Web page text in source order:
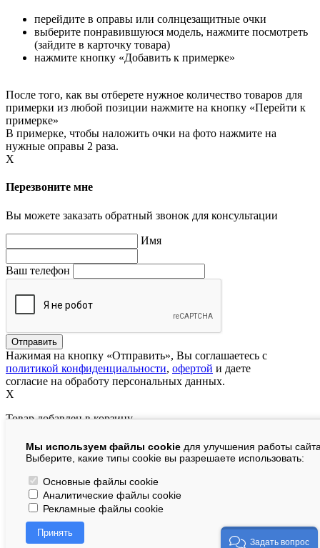
Мы используем файлы cookie для улучшения работы
Выберите, какие типы cookie вы разрешаете использовать:
Основные файлы cookie
Аналитические файлы cookie
Рекламные файлы cookie
Принять
перейдите в оправы или солнцезащитные очки
выберите понравившуюся модель, нажмите посмотреть
(зайдите в карточку товара)
нажмите кнопку «Добавить к примерке»
После того, как вы отберете нужное количество товаров для
примерки из любой позиции нажмите на кнопку «Перейти к
примерке»
В примерке, чтобы наложить очки на фото нажмите на
нужные оправы 2 раза.
X
Перезвоните мне
Вы можете заказать обратный звонок для консультации
Имя
Ваш телефон
Нажимая на кнопку «Отправить», Вы соглашаетесь с
политикой конфиденциальности, офертой и даете
согласие на обработу персональных данных.
X
Товар добавлен в корзину
В корзине:шт.
На сумму:руб.
Перейти в корзину
Продолжить покупки
Задать вопрос